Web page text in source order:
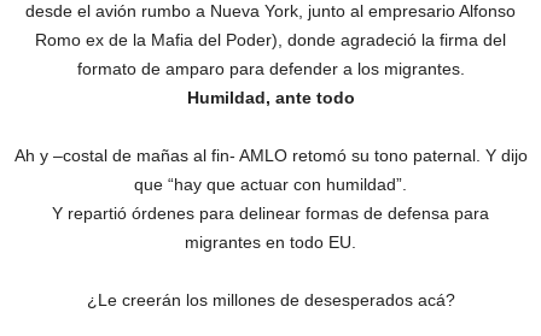
desde el avión rumbo a Nueva York, junto al empresario Alfonso
Romo ex de la Mafia del Poder), donde agradeció la firma del
formato de amparo para defender a los migrantes.
Humildad, ante todo
Ah y –costal de mañas al fin- AMLO retomó su tono paternal. Y dijo
que “hay que actuar con humildad”.
Y repartió órdenes para delinear formas de defensa para
migrantes en todo EU.
¿Le creerán los millones de desesperados acá?